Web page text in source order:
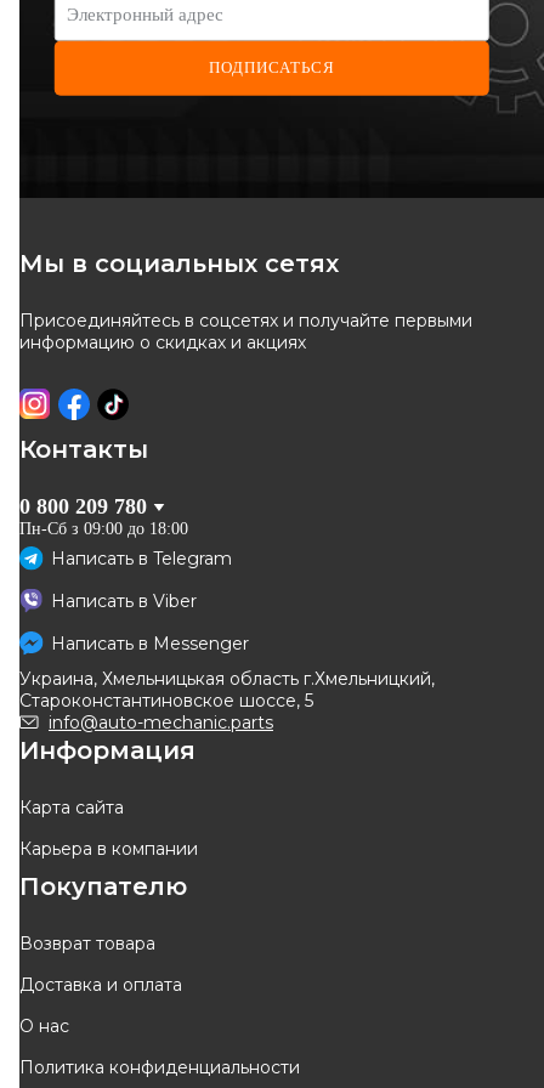
(переднего/сзади) Renault
1 498 грн
КУПИТЬ
(переднего/сзади) Renault
783 грн
КУПИТЬ
-10 %
A.B.S.
Сайлентблок рычага,
передняя ось (передний)
Renault Master III + Opel
Movano B 10->
Код: 271154
308 грн
278 грн
КУПИТЬ
Отправка
834 грн
751
- 10 %
DELPHI
(переднего/сзади) Renault
(переднего/спереди) Renault
Электронный адрес
ПОДПИСАТЬСЯ
Мы в социальных сетях
Присоединяйтесь в соцсетях и получайте первыми
информацию о скидках и акциях
Контакты
0 800 209 780
Пн-Сб з 09:00 до 18:00
Написать в Telegram
Написать в Viber
Написать в Messenger
Украина, Хмельницькая область г.Хмельницкий,
Староконстантиновское шоссе, 5
info@auto-mechanic.parts
Информация
Карта сайта
Карьера в компании
Покупателю
Возврат товара
Доставка и оплата
О нас
Политика конфиденциальности